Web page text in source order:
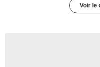
Voir le